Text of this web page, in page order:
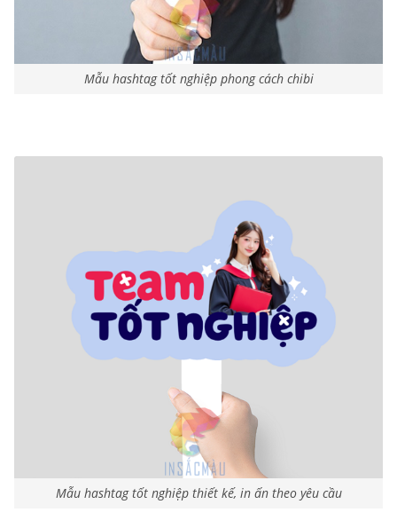
Mẫu hashtag tốt nghiệp phong cách chibi
Mẫu hashtag tốt nghiệp thiết kế, in ấn theo yêu cầu